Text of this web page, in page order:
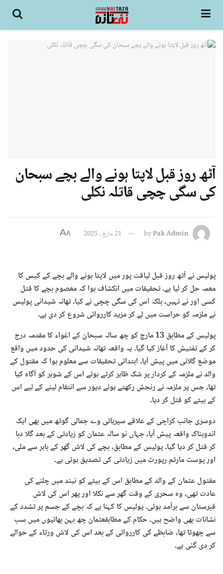
آٹھ روز قبل لاپتا ہونے والے بچے سبحان
کی سگی چچی قاتلہ نکلی
byPak Admin 21 مارچ , 2025 A
A
پولیس نے آٹھ روز قبل لیاقت پور میں لاپتا ہونے والے بچے کے کیس کا
معمہ حل کر لیا ہے۔ تحقیقات میں انکشاف ہوا کہ معصوم بچے کا قتل
کسی اور نے نہیں، بلکہ اس کی سگی چچی نے کیا۔ تھانہ شیدانی پولیس
نے ملزمہ کو حراست میں لے کر مزید کارروائی شروع کر دی ہے۔
پولیس کے مطابق 13 مارچ کو چھ سالہ سبحان کے اغواء کا مقدمہ درج
کر کے تفتیش کا آغاز کیا گیا۔ یہ واقعہ تھانہ شیدانی کی حدود میں واقع
موضع گلانی میں پیش آیا۔ ابتدائی تحقیقات سے معلوم ہوا کہ مقتول کے
والد نے ملزمہ کے کردار پر شک ظاہر کرتے ہوئے اس کے شوہر کو آگاہ کیا
تھا، جس پر ملزمہ نے رنجش رکھتے ہوئے دیور سے انتقام لینے کے لیے اس
کے بیٹے کو قتل کر دیا۔
دوسری جانب کراچی کے علاقے سپرہائی وے جمالی گوٹھ میں بھی ایک
اندوہناک واقعہ پیش آیا، جہاں نو سالہ عثمان کو زیادتی کے بعد گلا دبا
کر قتل کر دیا گیا۔ پولیس کے مطابق، بچے کی لاش گھر کے باہر سے ملی،
اور پوسٹ مارٹم رپورٹ میں زیادتی کی تصدیق ہوئی ہے۔
مقتول عثمان کے والد کے مطابق اس کے بیٹے کو نیند میں چلنے کی
عادت تھی، وہ سحری کے وقت گھر سے نکلا اور پھر اس کی لاش
قبرستان سے برآمد ہوئی۔ پولیس کا کہنا ہے کہ بچے کے جسم پر تشدد کے
نشانات بھی واضح ہیں۔ حکام کے مطابقعثمان چھ بہن بھائیوں میں سب
سے چھوٹا تھا، ضابطے کی کارروائی کے بعد اس کی لاش ورثاء کے حوالے
کر دی گئی ہے۔